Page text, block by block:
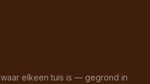
elkeen tuis is — gegrond in